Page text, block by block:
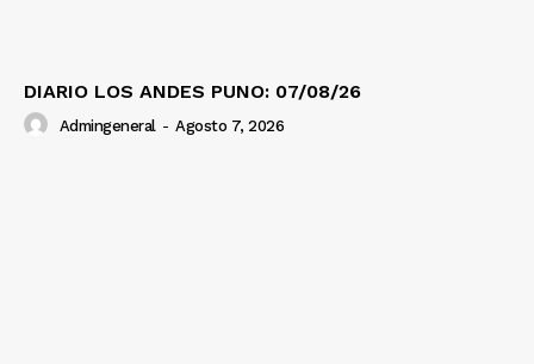
DIARIO LOS ANDES PUNO: 07/08/26
Admingeneral - Agosto 7, 2026